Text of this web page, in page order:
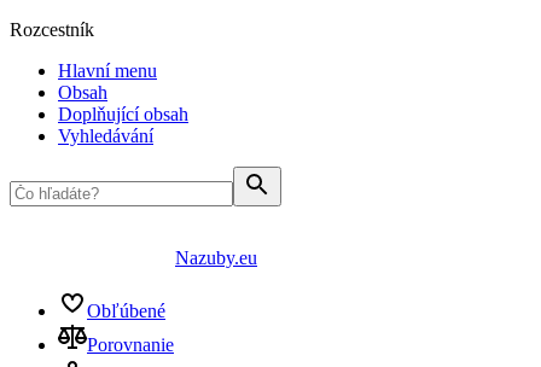
Rozcestník
Hlavní menu
Obsah
Doplňující obsah
Vyhledávání
Nazuby.eu
Obľúbené
Porovnanie